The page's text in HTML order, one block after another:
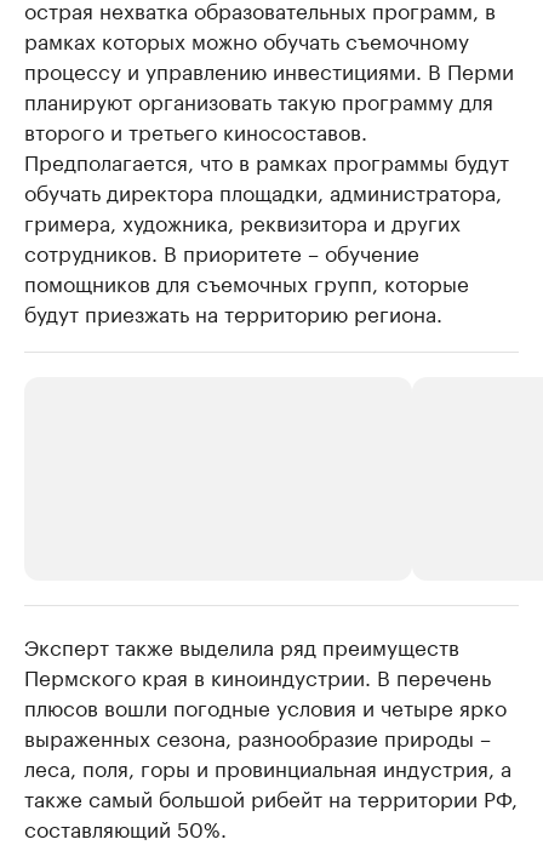
острая нехватка образовательных программ, в
рамках которых можно обучать съемочному
процессу и управлению инвестициями. В Перми
планируют организовать такую программу для
второго и третьего киносоставов.
Предполагается, что в рамках программы будут
обучать директора площадки, администратора,
гримера, художника, реквизитора и других
сотрудников. В приоритете – обучение
помощников для съемочных групп, которые
будут приезжать на территорию региона.
Крупнейшие производители и
продавцы медийной продукции
Ознакомьтесь с информацией в каталоге
Страховые
Посмотрите в
Эксперт также выделила ряд преимуществ
Пермского края в киноиндустрии. В перечень
плюсов вошли погодные условия и четыре ярко
выраженных сезона, разнообразие природы –
леса, поля, горы и провинциальная индустрия, а
также самый большой рибейт на территории РФ,
составляющий 50%.